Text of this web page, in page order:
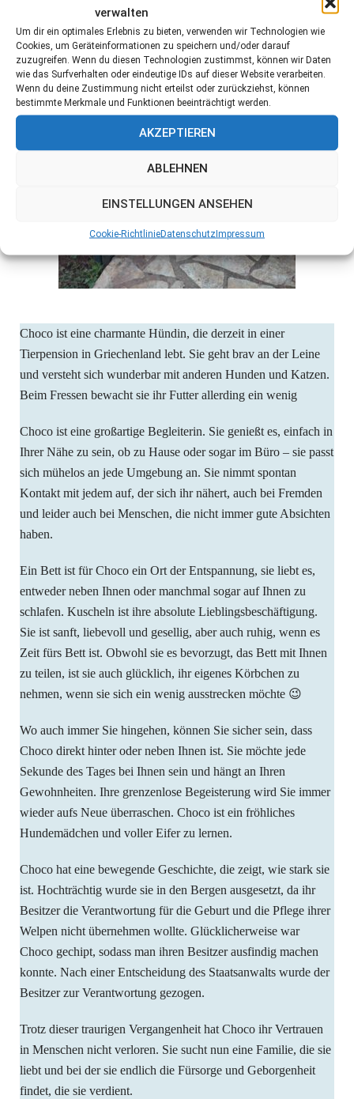
verwalten
Um dir ein optimales Erlebnis zu bieten, verwenden wir Technologien wie
Cookies, um Geräteinformationen zu speichern und/oder darauf
zuzugreifen. Wenn du diesen Technologien zustimmst, können wir Daten
wie das Surfverhalten oder eindeutige IDs auf dieser Website verarbeiten.
Wenn du deine Zustimmung nicht erteilst oder zurückziehst, können
bestimmte Merkmale und Funktionen beeinträchtigt werden.
AKZEPTIEREN
ABLEHNEN
EINSTELLUNGEN ANSEHEN
Cookie-RichtlinieDatenschutzImpressum
Choco ist eine charmante Hündin, die derzeit in einer
Tierpension in Griechenland lebt. Sie geht brav an der Leine
und versteht sich wunderbar mit anderen Hunden und Katzen.
Beim Fressen bewacht sie ihr Futter allerding ein wenig
Choco ist eine großartige Begleiterin. Sie genießt es, einfach in
Ihrer Nähe zu sein, ob zu Hause oder sogar im Büro – sie passt
sich mühelos an jede Umgebung an. Sie nimmt spontan
Kontakt mit jedem auf, der sich ihr nähert, auch bei Fremden
und leider auch bei Menschen, die nicht immer gute Absichten
haben.
Ein Bett ist für Choco ein Ort der Entspannung, sie liebt es,
entweder neben Ihnen oder manchmal sogar auf Ihnen zu
schlafen. Kuscheln ist ihre absolute Lieblingsbeschäftigung.
Sie ist sanft, liebevoll und gesellig, aber auch ruhig, wenn es
Zeit fürs Bett ist. Obwohl sie es bevorzugt, das Bett mit Ihnen
zu teilen, ist sie auch glücklich, ihr eigenes Körbchen zu
nehmen, wenn sie sich ein wenig ausstrecken möchte 😉
Wo auch immer Sie hingehen, können Sie sicher sein, dass
Choco direkt hinter oder neben Ihnen ist. Sie möchte jede
Sekunde des Tages bei Ihnen sein und hängt an Ihren
Gewohnheiten. Ihre grenzenlose Begeisterung wird Sie immer
wieder aufs Neue überraschen. Choco ist ein fröhliches
Hundemädchen und voller Eifer zu lernen.
Choco hat eine bewegende Geschichte, die zeigt, wie stark sie
ist. Hochträchtig wurde sie in den Bergen ausgesetzt, da ihr
Besitzer die Verantwortung für die Geburt und die Pflege ihrer
Welpen nicht übernehmen wollte. Glücklicherweise war
Choco gechipt, sodass man ihren Besitzer ausfindig machen
konnte. Nach einer Entscheidung des Staatsanwalts wurde der
Besitzer zur Verantwortung gezogen.
Trotz dieser traurigen Vergangenheit hat Choco ihr Vertrauen
in Menschen nicht verloren. Sie sucht nun eine Familie, die sie
liebt und bei der sie endlich die Fürsorge und Geborgenheit
findet, die sie verdient.